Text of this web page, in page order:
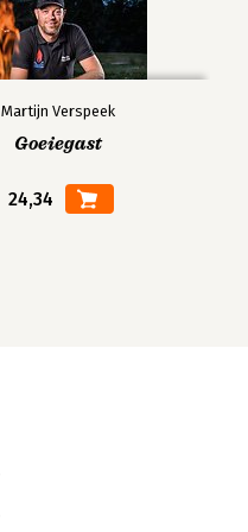
Martijn Verspeek
Goeiegast
24,34